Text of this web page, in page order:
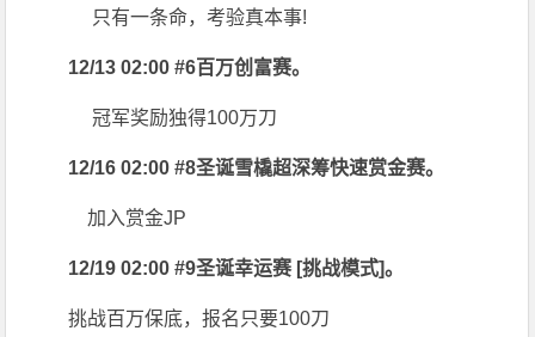
只有一条命，考验真本事!
12/13 02:00 #6百万创富赛。
冠军奖励独得100万刀
12/16 02:00 #8圣诞雪橇超深筹快速赏金赛。
加入赏金JP
12/19 02:00 #9圣诞幸运赛 [挑战模式]。
挑战百万保底，报名只要100刀